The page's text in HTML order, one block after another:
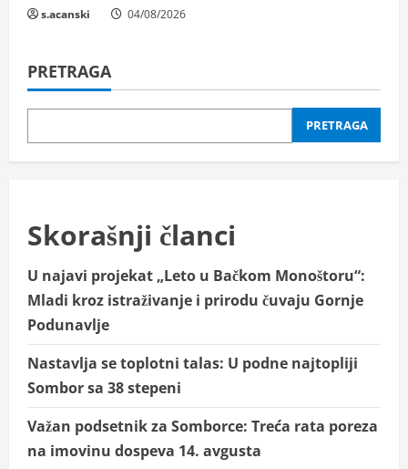
s.acanski 04/08/2026
PRETRAGA
PRETRAGA
Skorašnji članci
U najavi projekat „Leto u Bačkom Monoštoru“:
Mladi kroz istraživanje i prirodu čuvaju Gornje
Podunavlje
Nastavlja se toplotni talas: U podne najtopliji
Sombor sa 38 stepeni
Važan podsetnik za Somborce: Treća rata poreza
na imovinu dospeva 14. avgusta